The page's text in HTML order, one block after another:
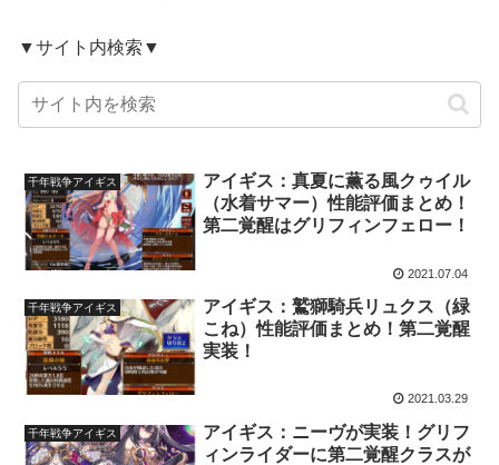
▼サイト内検索▼
千年戦争アイギス
アイギス：真夏に薫る風クゥイル
（水着サマー）性能評価まとめ！
第二覚醒はグリフィンフェロー！
2021.07.04
千年戦争アイギス
アイギス：鷲獅騎兵リュクス（緑
こね）性能評価まとめ！第二覚醒
実装！
2021.03.29
千年戦争アイギス
アイギス：ニーヴが実装！グリフ
ィンライダーに第二覚醒クラスが